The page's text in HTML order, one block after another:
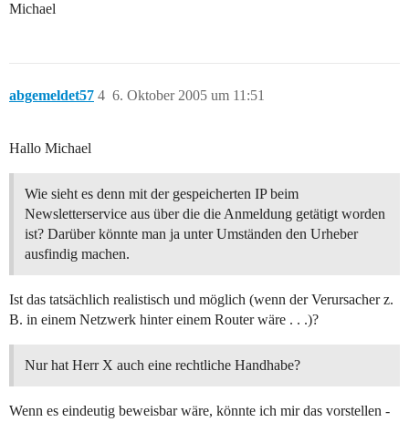
Michael
abgemeldet57 6. Oktober 2005 um 11:51
4
Hallo Michael
Wie sieht es denn mit der gespeicherten IP beim
Newsletterservice aus über die die Anmeldung getätigt worden
ist? Darüber könnte man ja unter Umständen den Urheber
ausfindig machen.
Ist das tatsächlich realistisch und möglich (wenn der Verursacher z.
B. in einem Netzwerk hinter einem Router wäre . . .)?
Nur hat Herr X auch eine rechtliche Handhabe?
Wenn es eindeutig beweisbar wäre, könnte ich mir das vorstellen -